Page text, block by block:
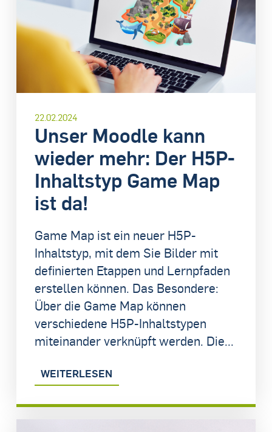
22.02.2024
Unser Moodle kann
wieder mehr: Der H5P-
Inhaltstyp Game Map
ist da!
Game Map ist ein neuer H5P-
Inhaltstyp, mit dem Sie Bilder mit
definierten Etappen und Lernpfaden
erstellen können. Das Besondere:
Über die Game Map können
verschiedene H5P-Inhaltstypen
miteinander verknüpft werden. Die...
WEITERLESEN